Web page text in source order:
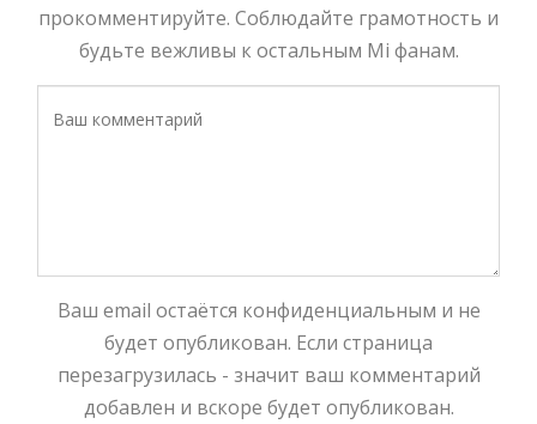
прокомментируйте. Соблюдайте грамотность и
будьте вежливы к остальным Mi фанам.
Ваш email остаётся конфиденциальным и не
будет опубликован. Если страница
перезагрузилась - значит ваш комментарий
добавлен и вскоре будет опубликован.